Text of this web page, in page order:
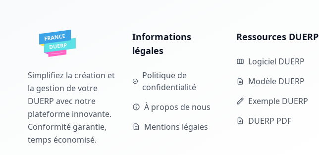
Simplifiez la création et
la gestion de votre
DUERP avec notre
plateforme innovante.
Conformité garantie,
temps économisé.
Informations
légales
Politique de
confidentialité
À propos de nous
Mentions légales
Ressources DUERP
Logiciel DUERP
Modèle DUERP
Exemple DUERP
DUERP PDF